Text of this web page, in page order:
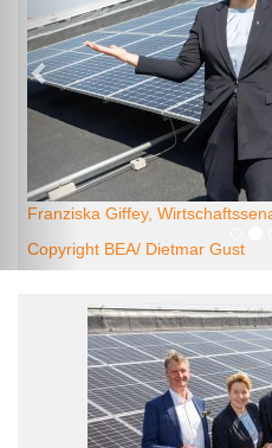
Franziska Giffey,
Copyright BEA/ Dietmar Gust